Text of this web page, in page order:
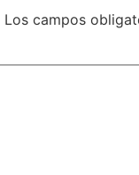
Los campos